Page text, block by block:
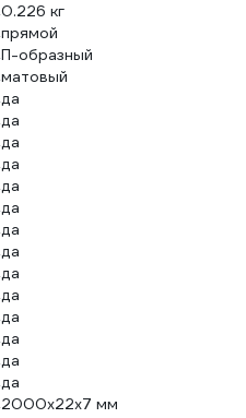
0.226 кг
прямой
П-образный
матовый
да
да
да
да
да
да
да
да
да
да
да
да
да
да
2000х22х7 мм